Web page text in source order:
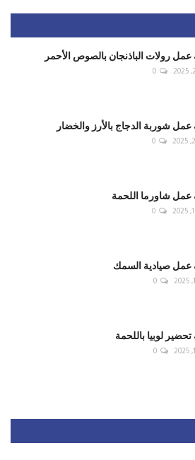
رولات الباذنجان بالصوص الأحمر
0
شوربة الدجاج بالأرز والخضار
0
شاورما اللحمة
0
عمل صيادية السمك
0
لوبيا باللحمة
0